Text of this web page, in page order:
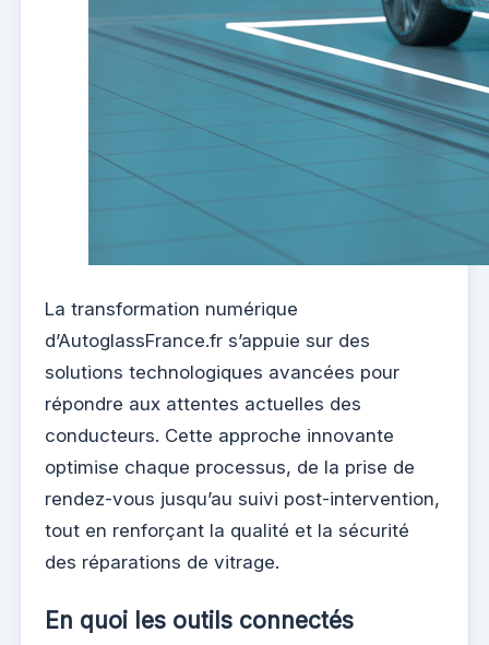
La transformation numérique
d’AutoglassFrance.fr s’appuie sur des
solutions technologiques avancées pour
répondre aux attentes actuelles des
conducteurs. Cette approche innovante
optimise chaque processus, de la prise de
rendez-vous jusqu’au suivi post-intervention,
tout en renforçant la qualité et la sécurité
des réparations de vitrage.
En quoi les outils connectés